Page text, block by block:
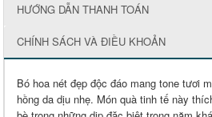
HƯỚNG DẪN THANH TOÁN
CHÍNH SÁCH VÀ ĐIỀU KHOẢN
Bó hoa nét đẹp độc đáo mang tone tươi
hồng da dịu nhẹ. Món quà tinh tế này